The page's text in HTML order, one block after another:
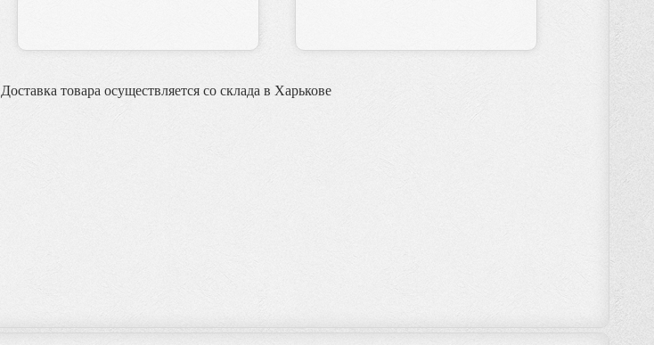
Доставка товара осуществляется со склада в Харькове